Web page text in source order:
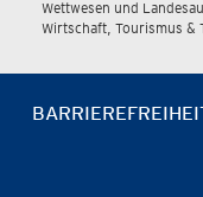
Wettwesen und
Wirtschaft, Tourismus &